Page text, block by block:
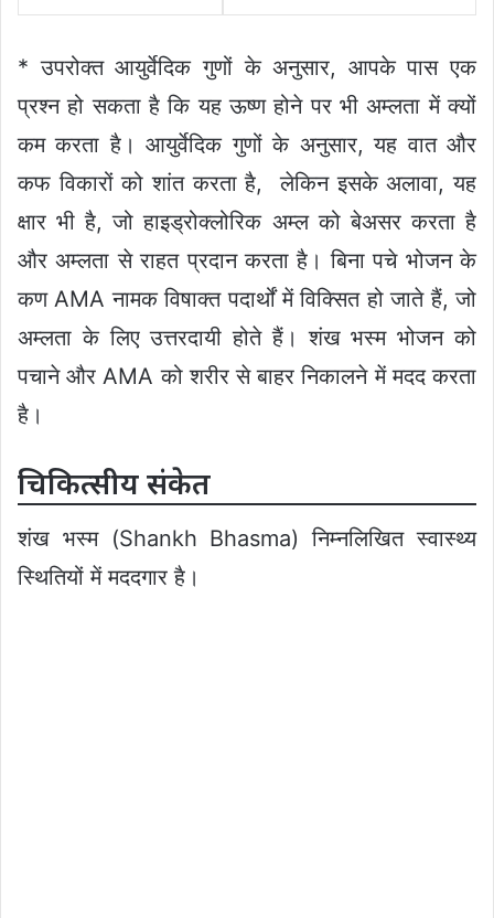
* उपरोक्त आयुर्वेदिक गुणों के अनुसार, आपके पास एक
प्रश्न हो सकता है कि यह ऊष्ण होने पर भी अम्लता में क्यों
कम करता है। आयुर्वेदिक गुणों के अनुसार, यह वात और
कफ विकारों को शांत करता है, लेकिन इसके अलावा, यह
क्षार भी है, जो हाइड्रोक्लोरिक अम्ल को बेअसर करता है
और अम्लता से राहत प्रदान करता है। बिना पचे भोजन के
कण AMA नामक विषाक्त पदार्थों में विक्सित हो जाते हैं, जो
अम्लता के लिए उत्तरदायी होते हैं। शंख भस्म भोजन को
पचाने और AMA को शरीर से बाहर निकालने में मदद करता
है।
चिकित्सीय संकेत
शंख भस्म (Shankh Bhasma) निम्नलिखित स्वास्थ्य
स्थितियों में मददगार है।